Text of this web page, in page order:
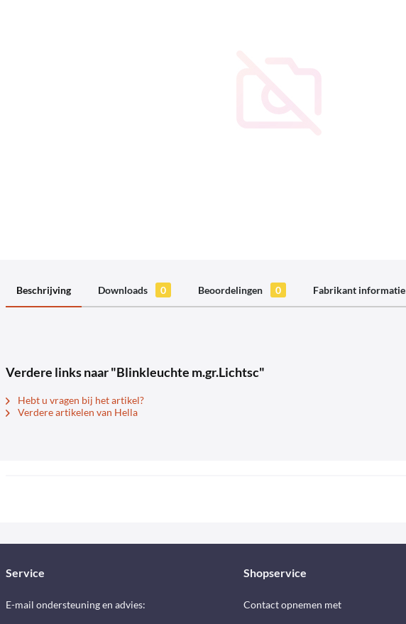
Beschrijving Downloads 0 Beoordelingen 0 Fabrikant informatie
Verdere links naar "Blinkleuchte m.gr.Lichtsc"
Hebt u vragen bij het artikel?
Verdere artikelen van Hella
Service
E-mail ondersteuning en advies:
Shopservice
Contact opnemen met